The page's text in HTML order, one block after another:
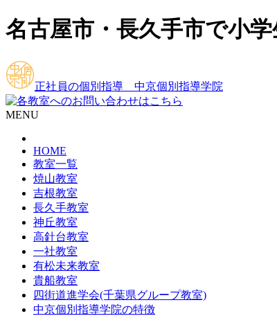
名古屋市・長久手市で小
正社員の個別指導 中京個別指導学院
MENU
HOME
教室一覧
焼山教室
吉根教室
長久手教室
神丘教室
高針台教室
一社教室
有松未来教室
貴船教室
四街道進学会(千葉県グループ教室)
中京個別指導学院の特徴